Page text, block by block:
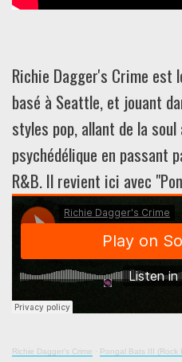
Richie Dagger's Crime est
basé à Seattle, et jouant
styles pop, allant de la
psychédélique en passant
R&B. Il revient ici avec
Richie Dagger's Crime · Pongal Bats III (Rock